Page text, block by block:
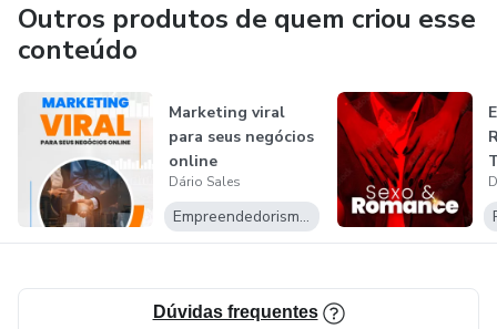
Outros produtos de quem criou esse
conteúdo
Marketing viral
para seus negócios
online
Dário Sales
Empreendedorismo Digital
Dúvidas frequentes